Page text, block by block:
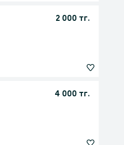
2 000 тг.
4 000 тг.